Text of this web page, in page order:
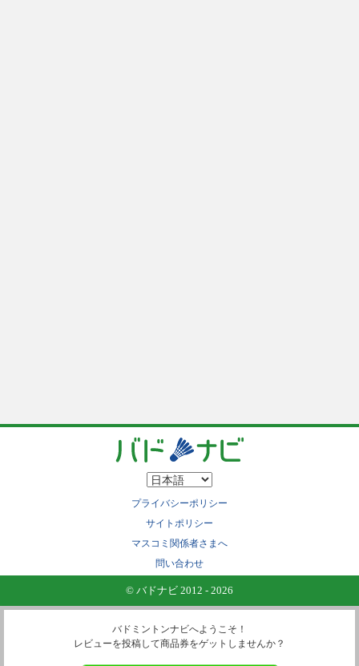
プライバシーポリシー
サイトポリシー
マスコミ関係者さまへ
問い合わせ
© バドナビ 2012 - 2026
バドミントンナビへようこそ！
レビューを投稿して商品券をゲットしませんか？